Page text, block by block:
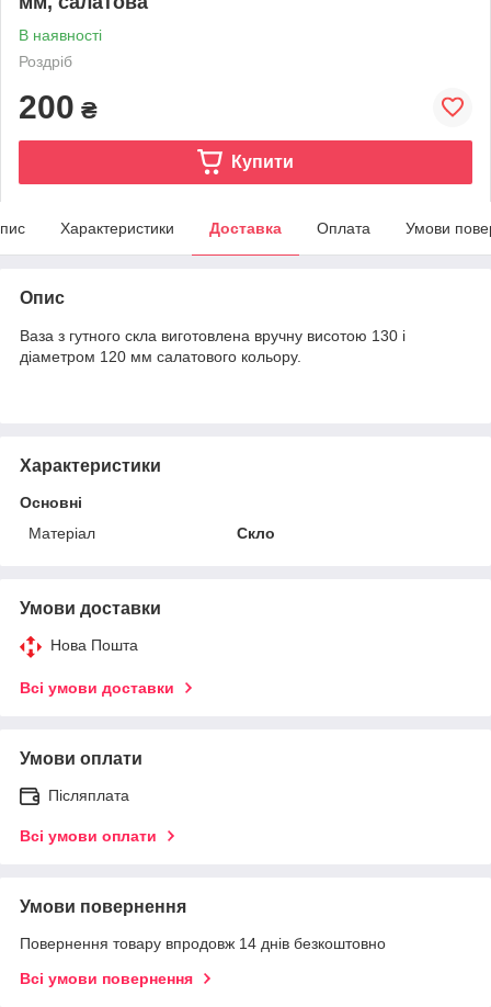
В наявності
Роздріб
200 ₴
Купити
Характеристики Доставка Оплата Умови
Опис
Ваза з гутного скла виготовлена вручну висотою 130 і
діаметром 120 мм салатового кольору.
Характеристики
Основні
Матеріал
Скло
Умови доставки
Нова Пошта
Всі умови доставки
Умови оплати
Післяплата
Всі умови оплати
Умови повернення
Повернення товару впродовж 14 днів безкоштовно
Всі умови повернення